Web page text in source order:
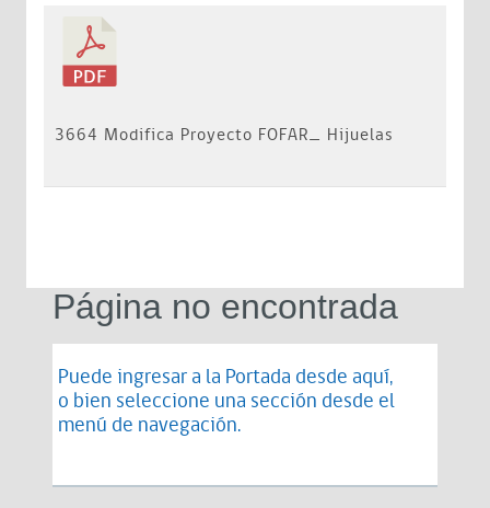
3664 Modifica Proyecto FOFAR_ Hijuelas
Página no encontrada
Puede ingresar a la Portada desde aquí,
o bien seleccione una sección desde el
menú de navegación.